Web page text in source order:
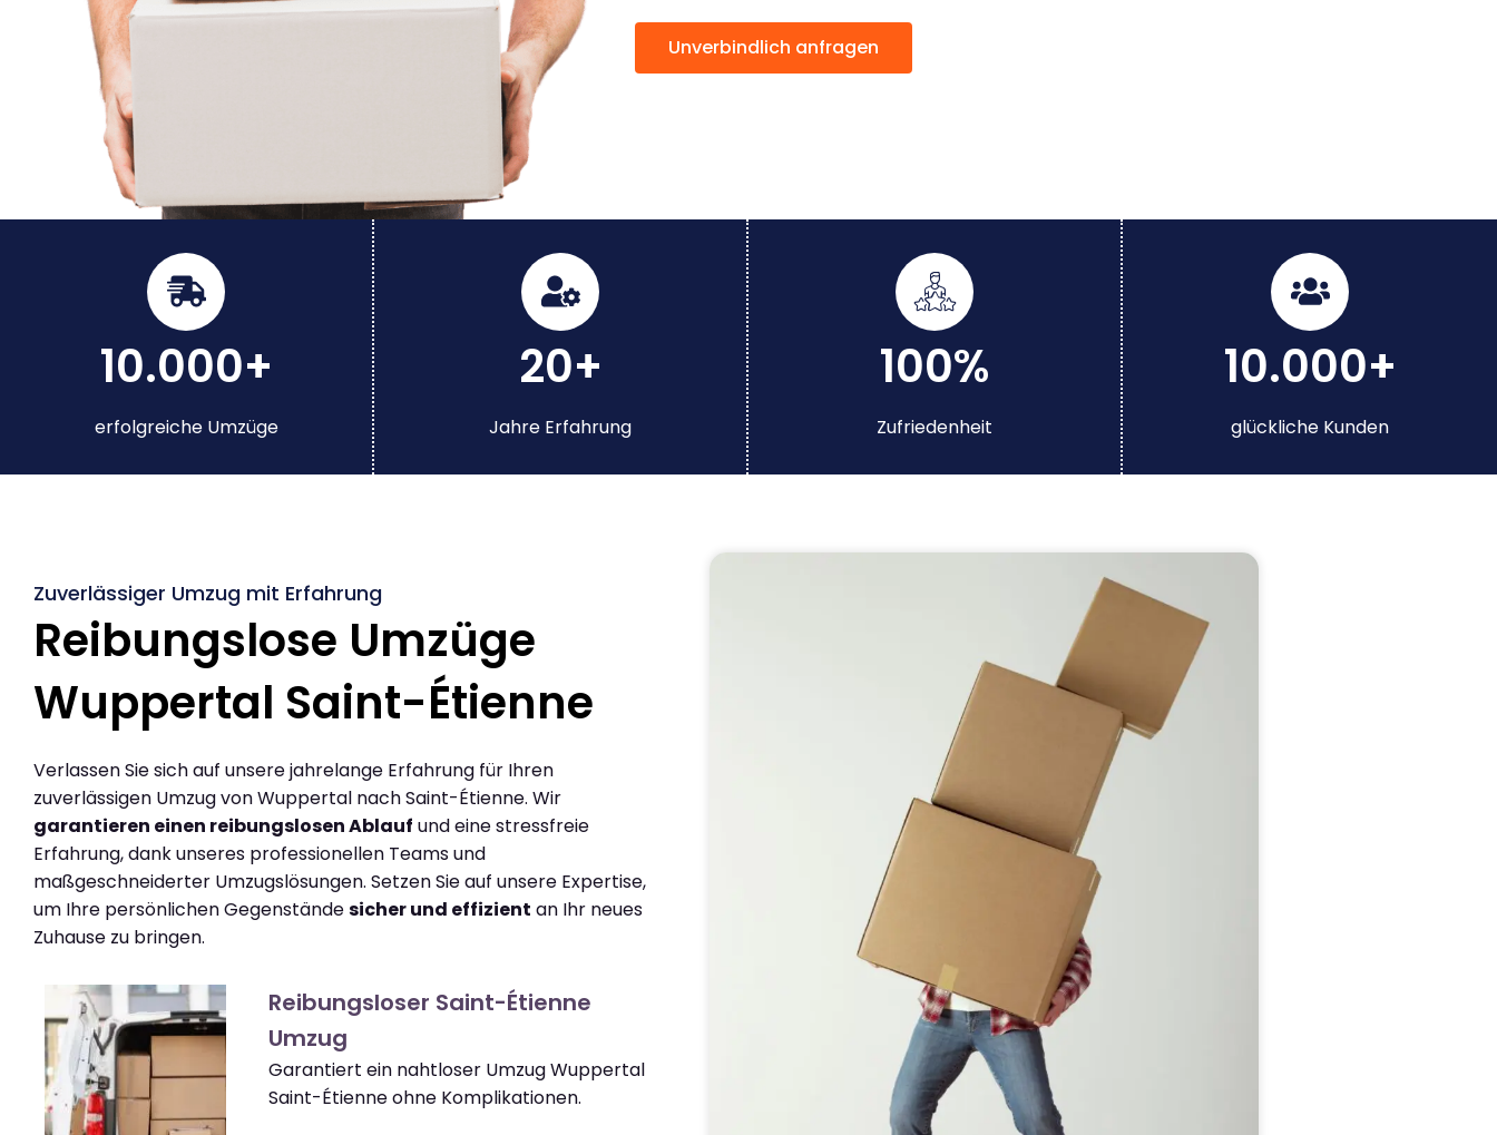
Unverbindlich anfragen
10.000+
erfolgreiche Umzüge
20+
Jahre Erfahrung
100%
Zufriedenheit
10.000+
glückliche Kunden
Zuverlässiger Umzug mit Erfahrung
Reibungslose Umzüge
Wuppertal Saint-Étienne
Verlassen Sie sich auf unsere jahrelange Erfahrung für Ihren
zuverlässigen Umzug von Wuppertal nach Saint-Étienne. Wir
garantieren einen reibungslosen Ablauf und eine stressfreie
Erfahrung, dank unseres professionellen Teams und
maßgeschneiderter Umzugslösungen. Setzen Sie auf unsere Expertise,
um Ihre persönlichen Gegenständesicher und effizient an Ihr neues
Zuhause zu bringen.
Reibungsloser Saint-Étienne
Umzug
Garantiert ein nahtloser Umzug Wuppertal
Saint-Étienne ohne Komplikationen.